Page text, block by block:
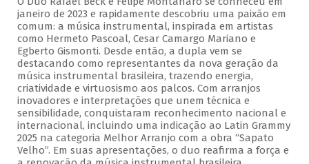
janeiro de 2023 e rapidamente descobriu uma paixão em
comum: a música instrumental, inspirada em artistas
como Hermeto Pascoal, Cesar Camargo Mariano e
Egberto Gismonti. Desde então, a dupla vem se
destacando como representantes da nova geração da
música instrumental brasileira, trazendo energia,
criatividade e virtuosismo aos palcos. Com arranjos
inovadores e interpretações que unem técnica e
sensibilidade, conquistaram reconhecimento nacional e
internacional, incluindo uma indicação ao Latin Grammy
2025 na categoria Melhor Arranjo com a obra “Sapato
Velho”. Em suas apresentações, o duo reafirma a força e